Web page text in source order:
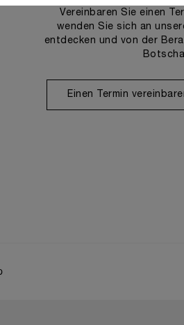
Vereinbaren Sie einen
wenden Sie sich an
entdecken und von der
Einen Termin